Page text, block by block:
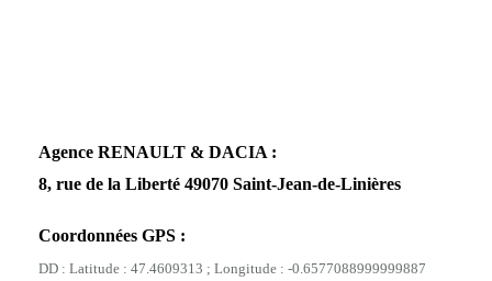
Agence RENAULT & DACIA :
8, rue de la Liberté 49070 Saint-Jean-de-Linières
Coordonnées GPS :
DD : Latitude : 47.4609313 ; Longitude : -0.6577088999999887